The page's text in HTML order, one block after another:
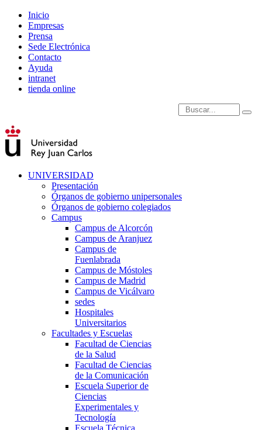
Inicio
Empresas
Prensa
Sede Electrónica
Contacto
Ayuda
intranet
tienda online
Introduce términos de
UNIVERSIDAD
Presentación
Órganos de gobierno unipersonales
Órganos de gobierno colegiados
Campus
Campus de Alcorcón
Campus de Aranjuez
Campus de
Fuenlabrada
Campus de Móstoles
Campus de Madrid
Campus de Vicálvaro
sedes
Hospitales
Universitarios
Facultades y Escuelas
Facultad de Ciencias
de la Salud
Facultad de Ciencias
de la Comunicación
Escuela Superior de
Ciencias
Experimentales y
Tecnología
Escuela Técnica